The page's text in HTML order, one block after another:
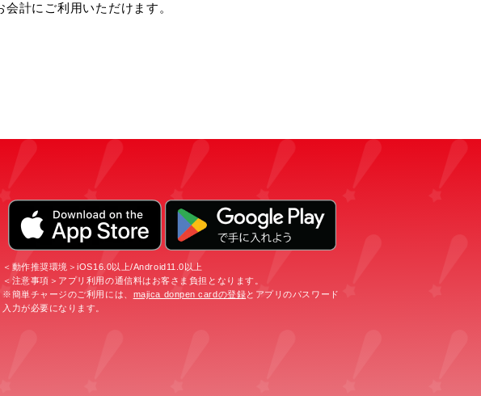
計にご利用いただけます。
＜動作推奨環境＞iOS16.0以上/Android11.0以上
＜注意事項＞アプリ利用の通信料はお客さま負担となります。
※簡単チャージのご利用には、 majica donpen cardの登録とアプリのパスワード
入力が必要になります。